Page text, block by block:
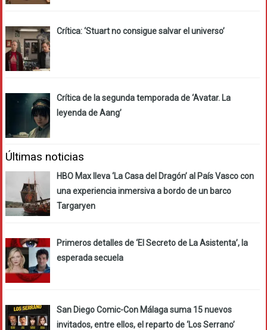
Crítica: ‘Stuart no consigue salvar el universo’
Crítica de la segunda temporada de ‘Avatar. La
leyenda de Aang’
Últimas noticias
HBO Max lleva ‘La Casa del Dragón’ al País Vasco con
una experiencia inmersiva a bordo de un barco
Targaryen
Primeros detalles de ‘El Secreto de La Asistenta’, la
esperada secuela
San Diego Comic-Con Málaga suma 15 nuevos
invitados, entre ellos, el reparto de ‘Los Serrano’